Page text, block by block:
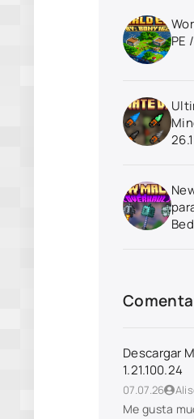
PE
26.1
Descargar
1.21.100.24
07.07.26
Me gusta